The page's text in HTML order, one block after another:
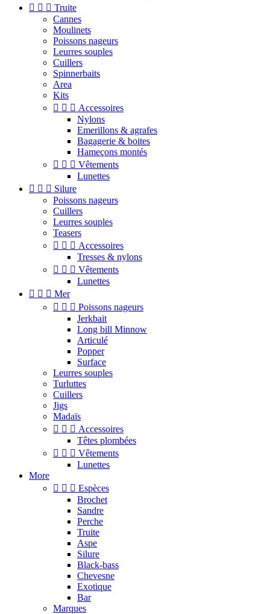
   Truite
Cannes
Moulinets
Poissons nageurs
Leurres souples
Cuillers
Spinnerbaits
Area
Kits
   Accessoires
Nylons
Emerillons & agrafes
Bagagerie & boites
Hameçons montés
   Vêtements
Lunettes
   Silure
Poissons nageurs
Cuillers
Leurres souples
Teasers
   Accessoires
Tresses & nylons
   Vêtements
Lunettes
   Mer
   Poissons nageurs
Jerkbait
Long bill Minnow
Articulé
Popper
Surface
Leurres souples
Turluttes
Cuillers
Jigs
Madaïs
   Accessoires
Têtes plombées
   Vêtements
Lunettes
More
   Espèces
Brochet
Sandre
Perche
Truite
Aspe
Silure
Black-bass
Chevesne
Exotique
Bar
Marques